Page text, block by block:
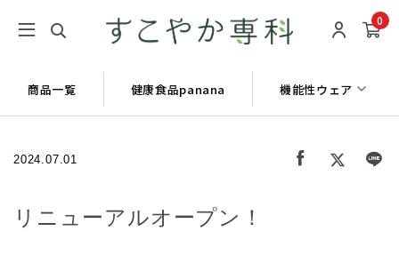
0
商品一覧 健康食品panana 機能性ウェア
2024.07.01
リニューアルオープン！